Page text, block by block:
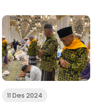
11 Des 2024